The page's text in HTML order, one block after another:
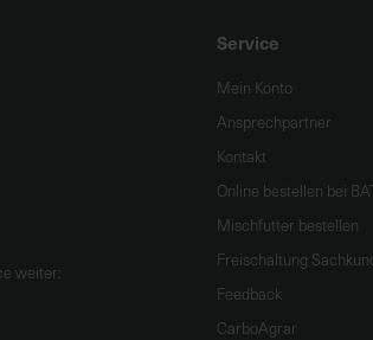
weiter:
Service
Mein Konto
Ansprechpartner
Kontakt
Online bestellen bei
Mischfutter bestellen
Freischaltung
Feedback
CarboAgrar